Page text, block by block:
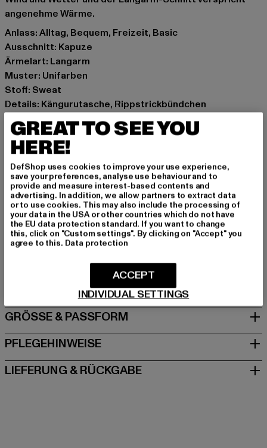
angenehme Wärme.
Anlass: Alltag, Bequem, Freizeit, Basic
Ausschnitt: Kapuze
Ärmelart: Langarm
Muster: Unifarben
Stoff: Sweat
Details: Kängurutasche, Rippstrickbündchen
Schnitt: Oversize
Marke: Urban Classics
Kat.: Hoodies
Farbe: beige
Hersteller Farbe: whitesand
Materialzusammensetzung: 95% Baumwolle, 5%
Elasthan
Art.Nr: TB6861-02903
Hersteller: TB International GmbH |
Dr.-Robert-Murjahn-Straße 7 | 64372 Ober-Ramstadt |
GRÖSSE & PASSFORM
PFLEGEHINWEISE
LIEFERUNG & RÜCKGABE
GREAT TO SEE YOU
HERE!
DefShop uses cookies to improve your use experience,
save your preferences, analyse use behaviour and to
provide and measure interest-based contents and
advertising. In addition, we allow partners to extract data
or to use cookies. This may also include the processing of
your data in the USA or other countries which do not have
the EU data protection standard. If you want to change
this, click on "Custom settings". By clicking on "Accept" you
agree to this. Data protection
INDIVIDUAL SETTINGS
ACCEPT